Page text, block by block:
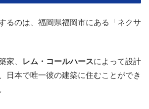
るのは、福岡県福岡市にある「ネクサ
家、 レム・コールハースによって設計
日本で唯一彼の建築に住むことができ